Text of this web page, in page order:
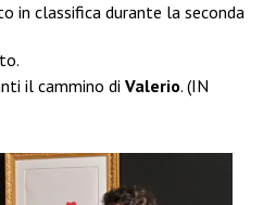
in classifica durante la seconda
il cammino di Valerio. (IN